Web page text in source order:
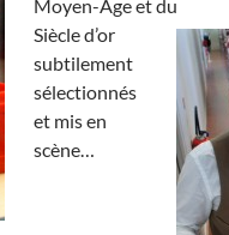
Moyen-Âge et du
Siècle d’or
subtilement
sélectionnés
et mis en
scène…